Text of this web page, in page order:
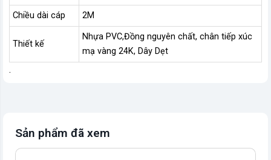
Chiều dài cáp 2M
Thiết kế
Nhựa PVC,Đồng nguyên chất, chân tiếp xúc
mạ vàng 24K, Dây Dẹt
.
Sản phẩm đã xem